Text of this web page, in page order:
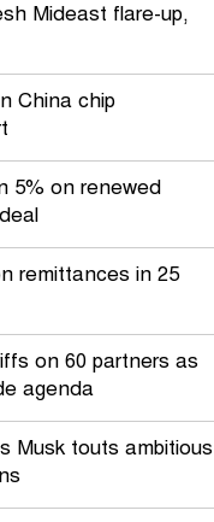
Mideast flare-up,
China chip
5% on renewed
remittances in 25
on 60 partners as
agenda
Musk touts ambitious